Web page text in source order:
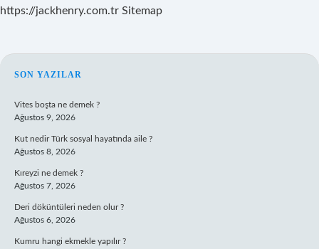
https://jackhenry.com.tr Sitemap
SIDEBAR
SON YAZILAR
Vites boşta ne demek ?
Ağustos 9, 2026
Kut nedir Türk sosyal hayatında aile ?
Ağustos 8, 2026
Kıreyzi ne demek ?
Ağustos 7, 2026
Deri döküntüleri neden olur ?
Ağustos 6, 2026
Kumru hangi ekmekle yapılır ?